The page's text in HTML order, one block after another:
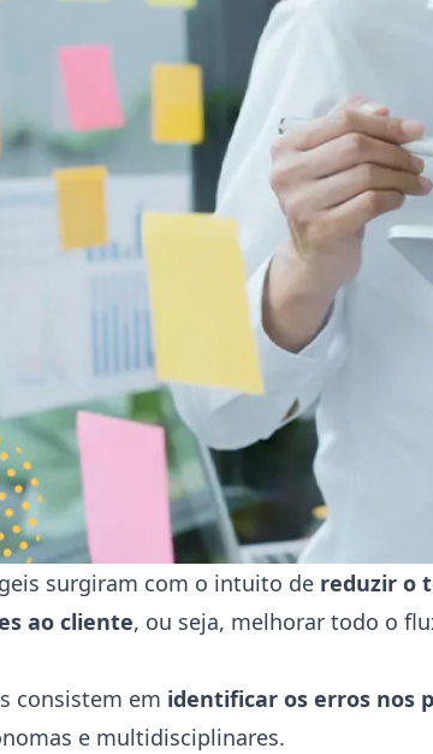
surgiram com o intuito de reduzir o
ao cliente, ou seja, melhorar todo o
consistem em identificar os erros nos
e multidisciplinares.